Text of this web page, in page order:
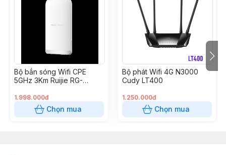
Bộ bắn sóng Wifi CPE
5GHz 3Km Ruijie RG-
1.998.000đ
Chọn mua
Bộ phát Wifi 4G N3000
Cudy LT400
1.250.000đ
Chọn mua